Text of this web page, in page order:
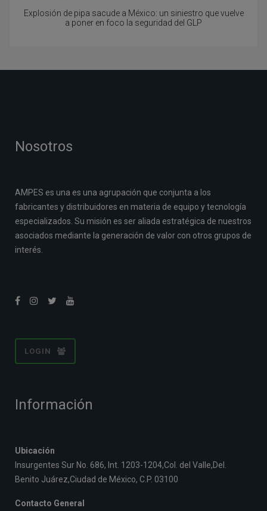
Explosión de pipa sacude a México: un siniestro que vuelve
a poner en foco la seguridad del GLP
Nosotros
AMPES es una es una agrupación que conjunta a los
fabricantes y distribuidores en materia de equipo y tecnología
especializados. Su misión es ser aliada estratégica de nuestros
asociados mediante la generación de valor con otros grupos de
interés.
LOGIN
Información
Ubicación
Insurgentes Sur No. 686, Int. 1203-1204,Col. del Valle,Del.
Benito Juárez,Ciudad de México, C.P. 03100
Contacto General